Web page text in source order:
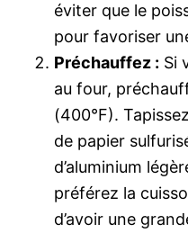
éviter que le
pour favoriser
Préchauffez : Si
au four,
(400°F).
de papier
d’aluminium
préférez la
d’avoir une